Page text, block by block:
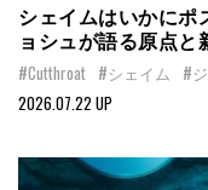
シェイムはいかにポ
ョシュが語る原点と
#Cutthroat #シェイム #
2026.07.22 UP